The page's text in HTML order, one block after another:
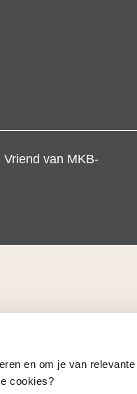
en om je van relevante
cookies?
van MKB-